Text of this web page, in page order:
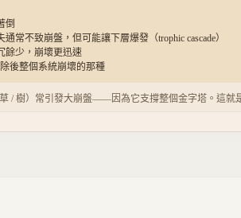
倒
常不致崩盤，但可能讓下層爆發（trophic cascade）
餘少，崩壞更迅速
除後整個系統崩壞的那種
/ 樹）常引發大崩盤——因為它支撐整個金字塔。這就